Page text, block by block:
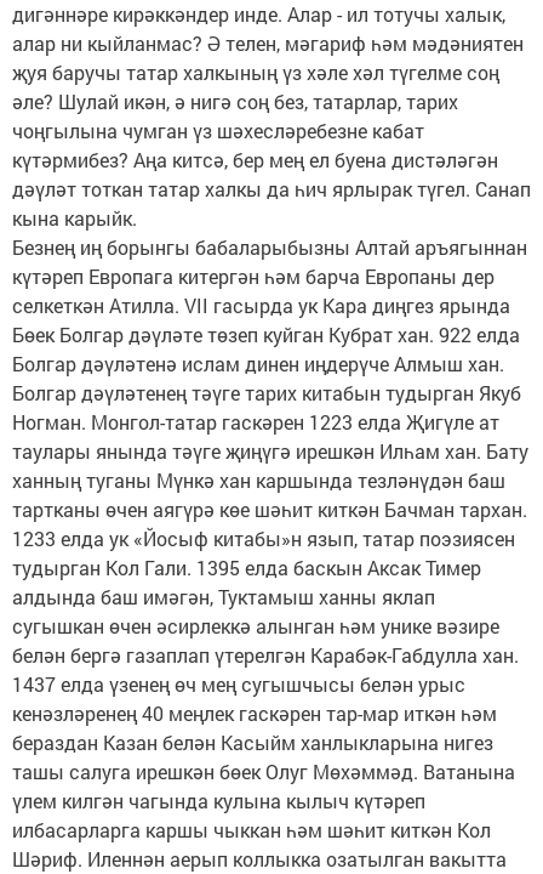
дигәннәре кирәккәндер инде. Алар - ил тотучы халык,
алар ни кыйланмас? Ә телен, мәгариф һәм мәдәния­тен
җуя баручы татар халкының үз хәле хәл түгелме соң
әле? Шулай икән, ә нигә соң без, татарлар, тарих
чоңгылына чумган үз шәхесләребезне кабат
күтәрмибез? Аңа китсә, бер мең ел буена дистәләгән
дәүләт тоткан татар халкы да һич ярлырак түгел. Санап
кына карыйк.
Безнең иң борынгы бабаларыбызны Алтай аръягыннан
күтәреп Европага китергән һәм барча Европаны дер
селкеткән Атилла. VII гасырда ук Кара диңгез ярында
Бөек Болгар дәүләте төзеп куйган Кубрат хан. 922 елда
Болгар дәүләтенә ислам динен иңдерүче Алмыш хан.
Болгар дәүләтенең тәүге тарих китабын тудырган Якуб
Ногман. Монгол-татар гас­кәрен 1223 елда Җигүле ат
таулары янында тәүге җиңүгә ирешкән Илһам хан. Бату
ханның туганы Мүнкә хан каршында тезләнүдән баш
тартканы өчен аягүрә көе шәһит киткән Бачман тархан.
1233 елда ук «Йосыф китабы»н язып, татар поэзиясен
тудырган Кол Гали. 1395 елда баскын Аксак Тимер
алдында баш имәгән, Туктамыш ханны яклап
сугышкан өчен әсирлеккә алынган һәм унике вәзире
белән бергә газаплап үтерелгән Карабәк-Габдулла хан.
1437 елда үзенең өч мең сугышчысы белән урыс
кенәзләренең 40 меңлек гаскәрен тар-мар иткән һәм
бераздан Казан белән Касыйм ханлыкларына нигез
ташы салуга ирешкән бөек Олуг Мөхәммәд. Ватанына
үлем килгән чагында кулына кылыч күтәреп
илбасарларга каршы чыккан һәм шәһит киткән Кол
Шәриф. Иленнән аерып коллыкка озатылган вакытта